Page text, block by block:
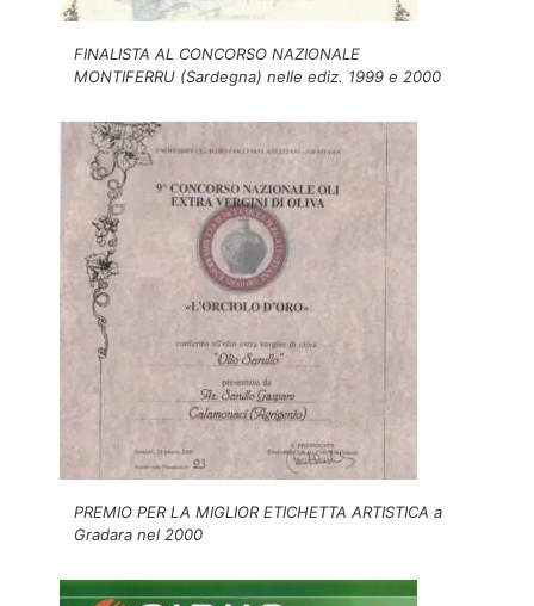
FINALISTA AL CONCORSO NAZIONALE
MONTIFERRU (Sardegna) nelle ediz. 1999 e 2000
PREMIO PER LA MIGLIOR ETICHETTA ARTISTICA a
Gradara nel 2000